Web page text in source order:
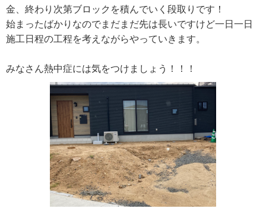
金、終わり次第ブロックを積んでいく段取りです！
始まったばかりなのでまだまだ先は長いですけど一日一日
施工日程の工程を考えながらやっていきます。
みなさん熱中症には気をつけましょう！！！